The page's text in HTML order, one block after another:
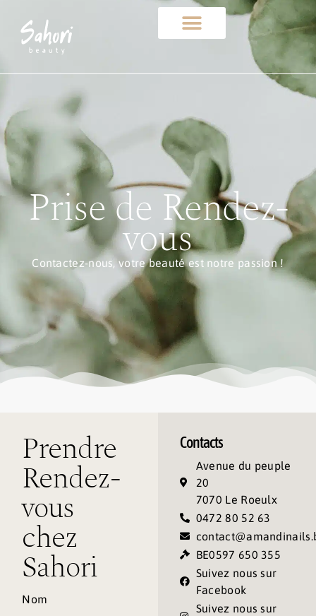
Prise de Rendez-
vous
Contactez-nous, votre beauté est notre passion !
Prendre
Rendez-
vous
chez
Sahori
Nom
Contacts
Avenue du peuple
20
7070 Le Roeulx
0472 80 52 63
BE0597 650 355
Suivez nous sur
Facebook
Suivez nous sur